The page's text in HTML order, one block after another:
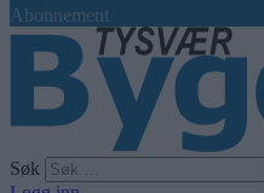
Abonnement
Søk